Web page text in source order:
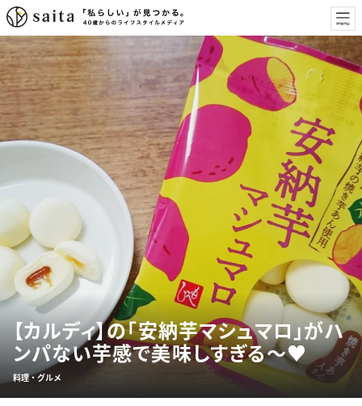
【カルディ】の「安納芋マシュマロ」がハ
ンパない芋感で美味しすぎる～♥
料理・グルメ